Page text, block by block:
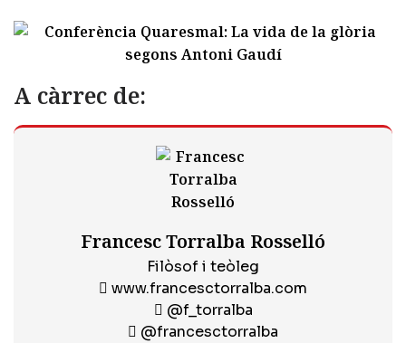
A càrrec de:
Francesc Torralba Rosselló
Filòsof i teòleg
www.francesctorralba.com
@f_torralba
@francesctorralba